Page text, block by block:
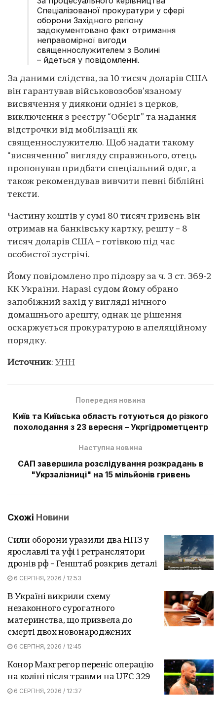
Спеціалізованої прокуратури у сфері
оборони Західного регіону
задокументовано факт отримання
неправомірної вигоди
священнослужителем з Волині
– йдеться у повідомленні.
За даними слідства, за 10 тисяч доларів США
він гарантував військовозобов’язаному
висвячення у диякони однієї з церков,
виключення з реєстру “Оберіг” та надання
відстрочки від мобілізації як
священнослужителю. Щоб надати такому
“висвяченню” вигляду справжнього, отець
пропонував придбати спеціальний одяг, а
також рекомендував вивчити певні біблійні
тексти.
Частину коштів у сумі 80 тисяч гривень він
отримав на банківську картку, решту – 8
тисяч доларів США – готівкою під час
особистої зустрічі.
Йому повідомлено про підозру за ч. 3 ст. 369-2
КК України. Наразі судом йому обрано
запобіжний захід у вигляді нічного
домашнього арешту, однак це рішення
оскаржується прокуратурою в апеляційному
порядку.
Источник: УНН
Попередня новина
Київ та Київська область готуються до різкого
похолодання з 23 вересня – Укргідрометцентр
Наступна новина
САП завершила розслідування розкрадань в
"Укрзалізниці" на 15 мільйонів гривень
Схожі Новини
Сили оборони уразили два НПЗ у
ярославлі та уфі і ретранслятори
дронів рф – Генштаб розкрив деталі
6 СЕРПНЯ, 2026 / 12:53
В Україні викрили схему
незаконного сурогатного
материнства, що призвела до
смерті двох новонароджених
6 СЕРПНЯ, 2026 / 12:45
Конор Макгрегор переніс операцію
на коліні після травми на UFC 329
6 СЕРПНЯ, 2026 / 12:37